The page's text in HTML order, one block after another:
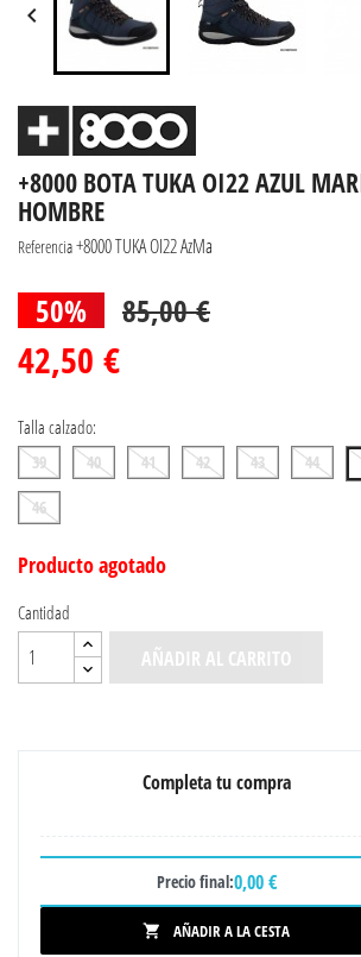

+8000 BOTA TUKA OI22 AZUL
HOMBRE
Referencia+8000 TUKA OI22 AzMa
50% 85,00 €
42,50 €
Talla calzado:
39 40 41 42 43 44
46
Producto agotado
Cantidad
AÑADIR AL CARRITO
Completa tu compra
Precio final:0,00 €
 AÑADIR A LA CESTA